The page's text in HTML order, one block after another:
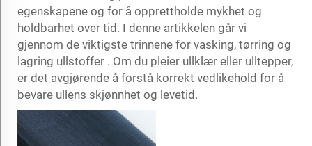
egenskapene og for å opprettholde mykhet og
holdbarhet over tid. I denne artikkelen går vi
gjennom de viktigste trinnene for vasking, tørring og
lagring ullstoffer . Om du pleier ullklær eller ulltepper,
er det avgjørende å forstå korrekt vedlikehold for å
bevare ullens skjønnhet og levetid.